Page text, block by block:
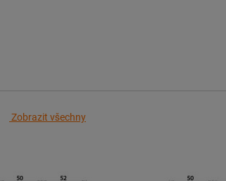
Zobrazit všechny